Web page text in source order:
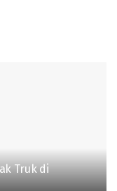
Truk di